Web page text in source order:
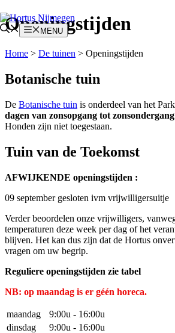
Ga
naar
inhoud
MENU
Openingstijden
Home > De tuinen > Openingstijden
Botanische tuin
De Botanische tuin is onderdeel van het
dagen van zonsopgang tot
Honden zijn niet toegestaan.
Tuin van de Toekomst
AFWIJKENDE openingstijden :
09 september gesloten ivm vrijwilligersuitje
Verder beoordelen onze vrijwilligers,
temperaturen deze week per dag of het
blijven. Het kan dus zijn dat de Hortus
vragen om uw begrip.
Reguliere openingstijden zie tabel
NB: op maandag is er géén horeca.
maandag
9:00u - 16:00u
dinsdag
9:00u - 16:00u